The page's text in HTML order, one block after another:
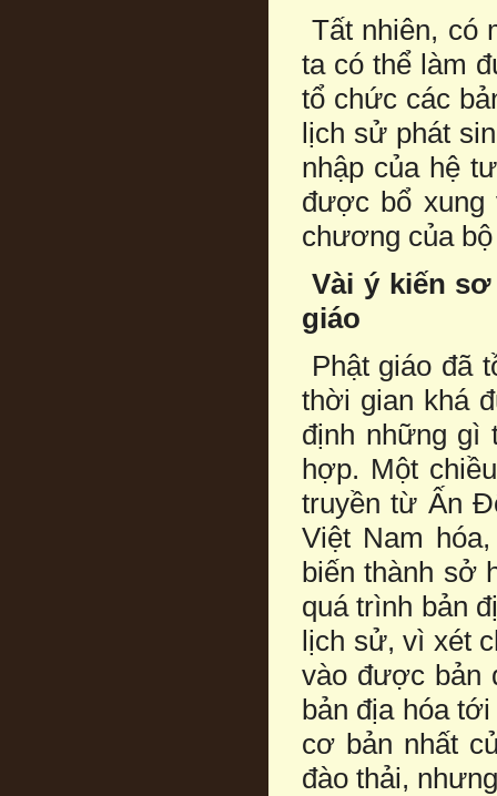
Tất nhiên, có
ta có thể làm
tổ chức các
lịch sử phát
nhập của hệ
được bổ xung
chương của
Vài ý kiến
giáo
Phật giáo đã
thời gian khá
định những gì
hợp. Một
truyền từ Ấn
Việt Nam
biến thành sở
quá trình bản
lịch sử, vì xét
vào được bản
bản địa hóa
cơ bản nhất
đào thải,